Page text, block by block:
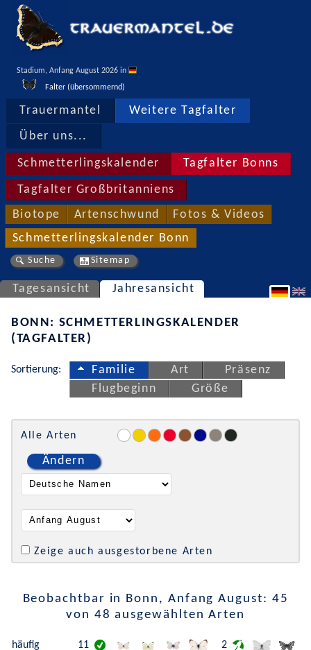
Stadium, Anfang August 2026 in
Falter (übersommernd)
Trauermantel Weitere Tagfalter
Über uns...
Schmetterlingskalender Tagfalter Bonns
Tagfalter Großbritanniens
Biotope Artenschwund Fotos & Videos
Schmetterlingskalender Bonn
Suche Sitemap
Tagesansicht Jahresansicht
BONN: SCHMETTERLINGSKALENDER
(TAGFALTER)
Sortierung: Familie Art
Präsenz
Flugbeginn
Größe
Alle Arten
Ändern
Zeige auch ausgestorbene Arten
Beobachtbar in Bonn, Anfang August: 45
von 48 ausgewählten Arten
häufig 11 2